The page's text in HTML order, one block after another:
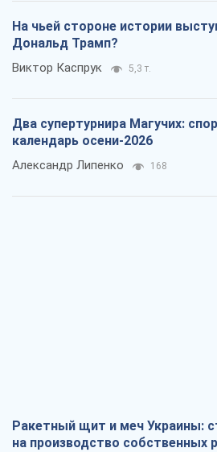
На чьей стороне истории
Дональд Трамп?
Виктор Каспрук 5,3 т.
Два супертурнира Магучих:
календарь осени-2026
Александр Липенко 168
Ракетный щит и меч Украины:
на производство собственных